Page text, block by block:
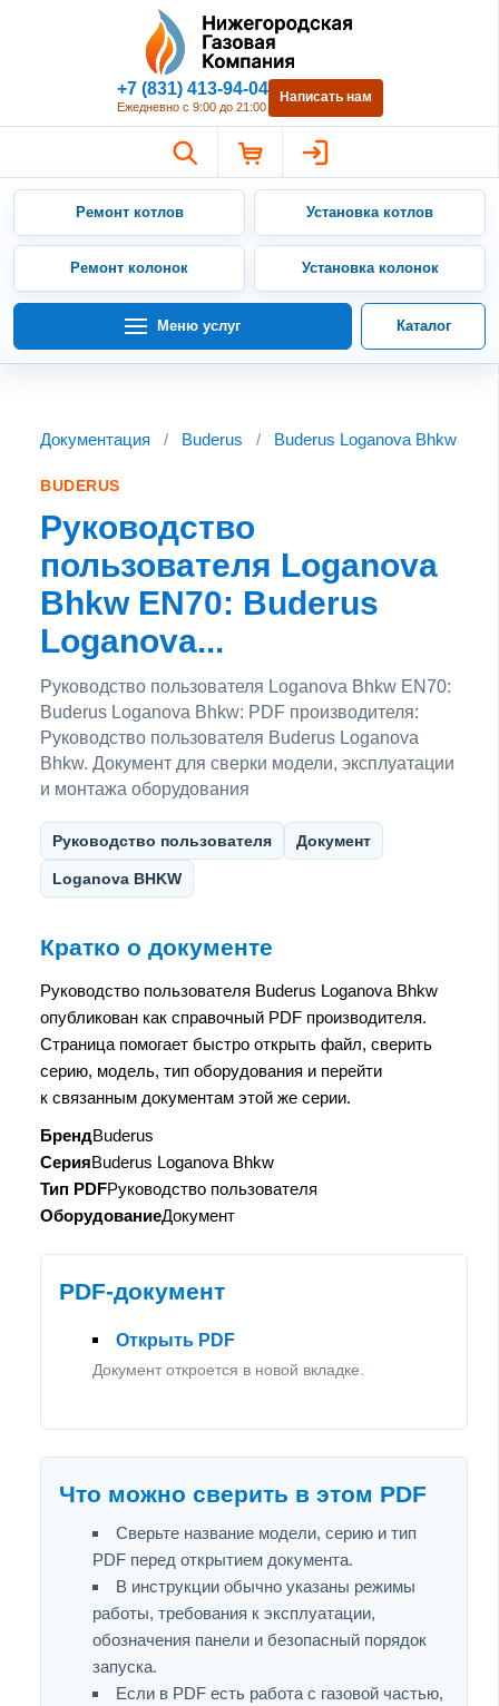
Нижегородская Газовая
+7 (831) 413-94-04
Ежедневно с 9:00 до 21:00
Написать нам
Ремонт котлов Установка котлов
Ремонт колонок Установка колонок
Меню услуг Каталог
Документация / Buderus / Buderus Loganova Bhkw
BUDERUS
Руководство
пользователя Loganova
Bhkw EN70: Buderus
Loganova...
Руководство пользователя Loganova Bhkw EN70:
Buderus Loganova Bhkw: PDF производителя:
Руководство пользователя Buderus Loganova
Bhkw. Документ для сверки модели, эксплуатации
и монтажа оборудования
Руководство пользователя Документ
Loganova BHKW
Кратко о документе
Руководство пользователя Buderus Loganova Bhkw
опубликован как справочный PDF производителя.
Страница помогает быстро открыть файл, сверить
серию, модель, тип оборудования и перейти
к связанным документам этой же серии.
БрендBuderus
СерияBuderus Loganova Bhkw
Тип PDFРуководство пользователя
ОборудованиеДокумент
PDF-документ
Открыть PDF
Документ откроется в новой вкладке.
Что можно сверить в этом PDF
Сверьте название модели, серию и тип
PDF перед открытием документа.
В инструкции обычно указаны режимы
работы, требования к эксплуатации,
обозначения панели и безопасный порядок
запуска.
Если в PDF есть работа с газовой частью,